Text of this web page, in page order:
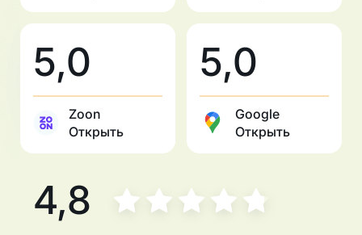
5,0
Zoon
Открыть
5,0
Google
Открыть
4,8